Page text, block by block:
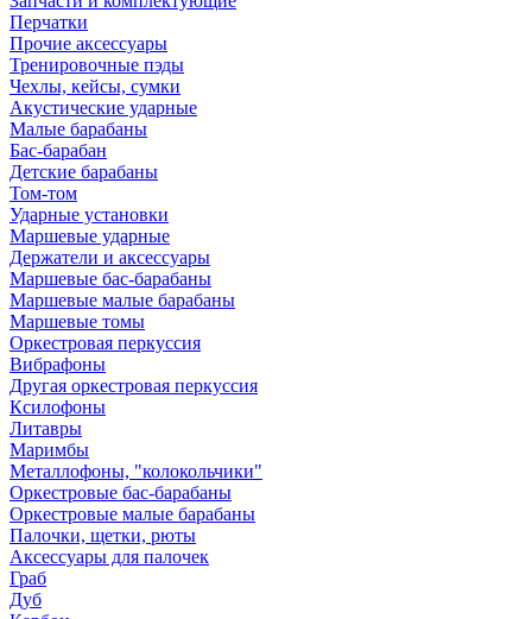
Перчатки
Прочие аксессуары
Тренировочные пэды
Чехлы, кейсы, сумки
Акустические ударные
Mалые барабаны
Бас-барабан
Детские барабаны
Том-том
Ударные установки
Маршевые ударные
Держатели и аксессуары
Маршевые бас-барабаны
Маршевые малые барабаны
Маршевые томы
Оркестровая перкуссия
Вибрафоны
Другая оркестровая перкуссия
Ксилофоны
Литавры
Маримбы
Металлофоны, "колокольчики"
Оркестровые бас-барабаны
Оркестровые малые барабаны
Палочки, щетки, рюты
Аксессуары для палочек
Граб
Дуб